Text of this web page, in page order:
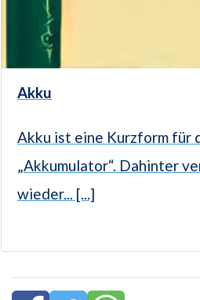
Akku
Akku ist eine Kurzform für
„Akkumulator“. Dahinter
wieder... [...]